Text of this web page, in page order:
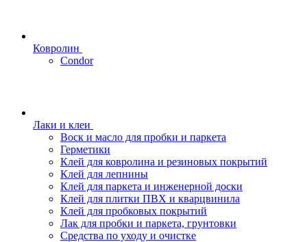
Ковролин
Condor
Лаки и клеи
Воск и масло для пробки и паркета
Герметики
Клей для ковролина и резиновых покрытий
Клей для лепнины
Клей для паркета и инженерной доски
Клей для плитки ПВХ и кварцвинила
Клей для пробковых покрытий
Лак для пробки и паркета, грунтовки
Средства по уходу и очистке